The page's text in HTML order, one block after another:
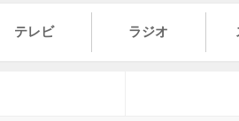
テレビ ラジオ